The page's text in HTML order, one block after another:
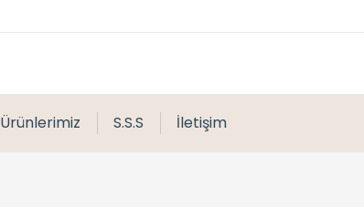
Ürünlerimiz S.S.S İletişim